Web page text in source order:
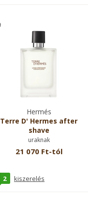
Hermés
Terre D' Hermes after
shave
uraknak
21 070 Ft-tól
2 kiszerelés